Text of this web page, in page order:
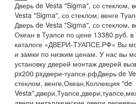
Дверь de Vesta "Sigma", со стеклом,
Vesta "Sigma", со стеклом, венге
Дверь de Vesta "Sigma", со стеклом,
Океан в Туапсе по цене 13380 руб. в
каталоге «ДВЕРИ-ТУАПСЕ.РФ» Вы
и замки по низким ценам. У нас вы
установку дверей монтаж дверей
px200 pxдвери-туапсе.рфДверь de
стеклом, венге,Океан,Коллекция "de